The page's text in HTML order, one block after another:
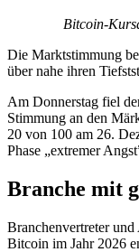
Bitcoin-
Die Marktstimmung
über nahe ihren
Am Donnerstag fiel
Stimmung an den
20 von 100 am 26.
Phase „extremer
Branche mit
Branchenvertreter
Bitcoin im Jahr 2026